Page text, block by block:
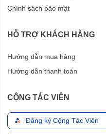
Chính sách bảo mật
HỖ TRỢ KHÁCH HÀNG
Hướng dẫn mua hàng
Hướng dẫn thanh toán
CỘNG TÁC VIÊN
Đăng ký Cộng Tác Viên